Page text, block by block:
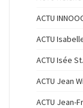
ACTU
ACTU
ACTU Isée
ACTU Jean
ACTU Jean-